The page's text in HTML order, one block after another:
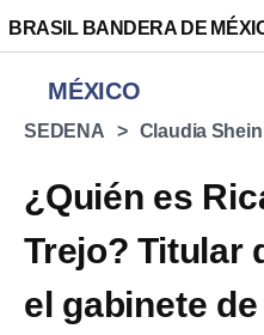
BRASIL BANDERA DE
MÉXICO
SEDENA Claudia
¿Quién es
Trejo? Titular
el gabinete